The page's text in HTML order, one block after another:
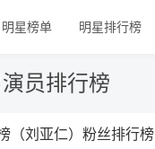
明星榜单 明星排行榜
员排行榜
（刘亚仁）粉丝排行榜